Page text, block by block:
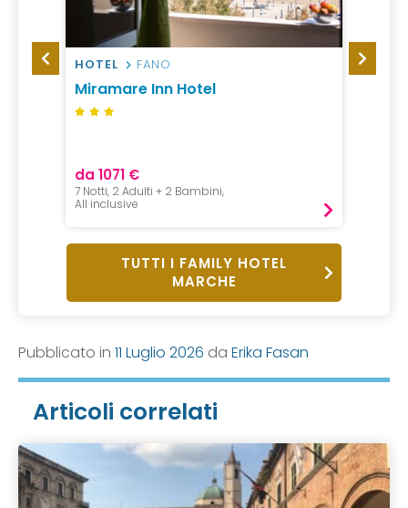
HOTEL FANO
Miramare Inn Hotel
da 1071 €
7 Notti, 2 Adulti + 2 Bambini,
All inclusive
TUTTI I FAMILY HOTEL
MARCHE
Pubblicato in 11 Luglio 2026 da Erika Fasan
Articoli correlati